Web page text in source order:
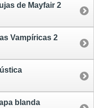
de Mayfair 2
Vampíricas 2
blanda